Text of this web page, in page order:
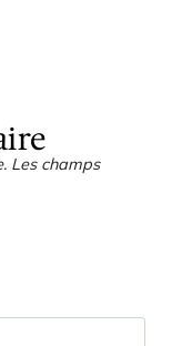
Les champs